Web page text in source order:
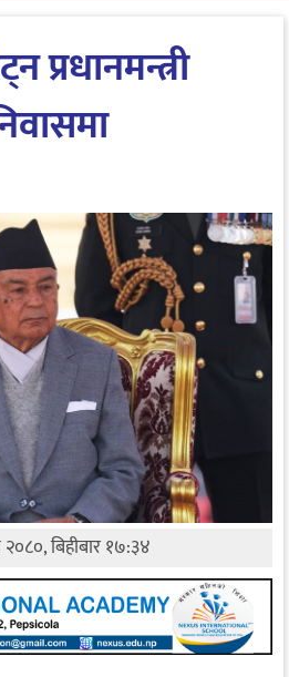
प्रधानमन्त्री
बिहीबार १७:३४